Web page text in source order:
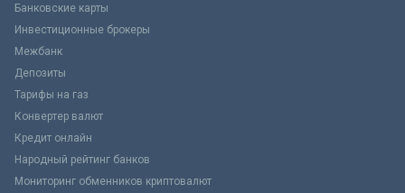
Банковские карты
Инвестиционные брокеры
Межбанк
Депозиты
Тарифы на газ
Конвертер валют
Кредит онлайн
Народный рейтинг банков
Мониторинг обменников криптовалют